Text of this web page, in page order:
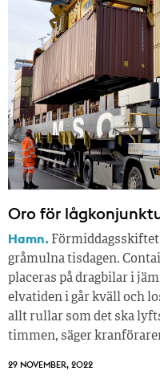
Oro för
Hamn. Förmiddagsskiftet
gråmulna tisdagen.
placeras på dragbilar i
elvatiden i går kväll och
allt rullar som det ska
timmen, säger
29 NOVEMBER, 2022